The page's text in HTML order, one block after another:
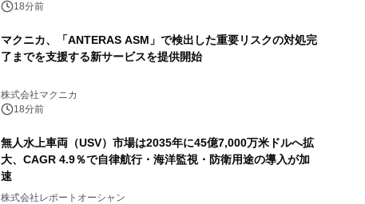
18分前
マクニカ、「ANTERAS ASM」で検出した重要リスクの対処完
了までを支援する新サービスを提供開始
株式会社マクニカ
18分前
無人水上車両（USV）市場は2035年に45億7,000万米ドルへ拡
大、CAGR 4.9％で自律航行・海洋監視・防衛用途の導入が加
速
株式会社レポートオーシャン